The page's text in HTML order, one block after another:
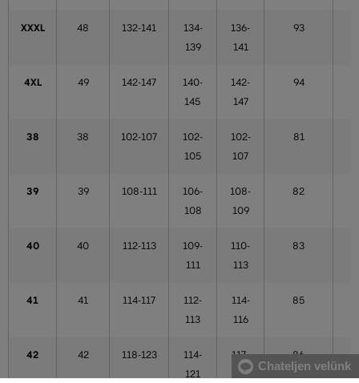
XXXL 48 132-141
134-
139
136-
141
93
4XL 49 142-147
140-
145
142-
147
94
38 38 102-107
102-
105
102-
107
81
39 39 108-111
106-
108
108-
109
82
40 40 112-113
109-
111
110-
113
83
41 41 114-117
112-
113
114-
116
85
42 42 118-123
114-
121
117-
121
86
Chateljen velünk